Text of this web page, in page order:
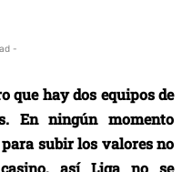
-
que hay dos equipos de
En ningún momento
subir los valores no
así Liga no se